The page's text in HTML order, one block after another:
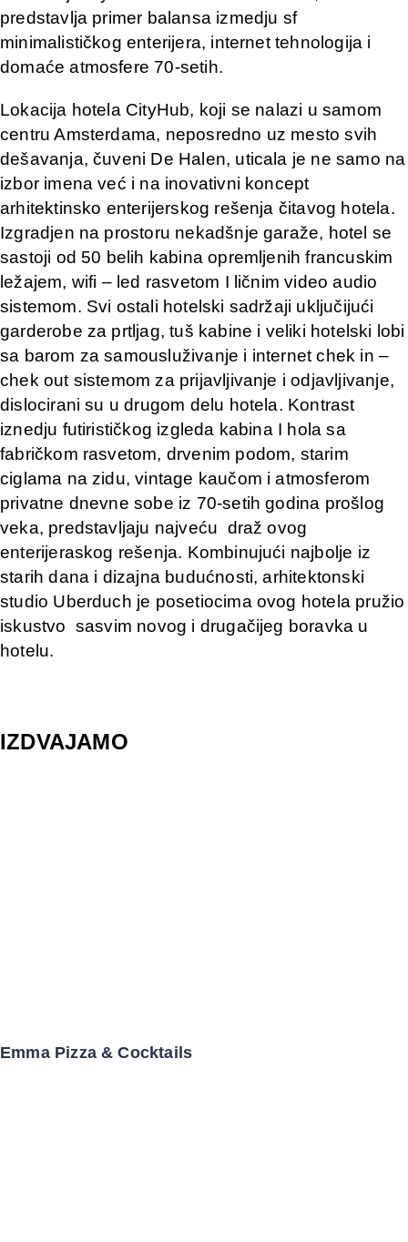
predstavlja primer balansa izmedju sf
minimalističkog enterijera, internet tehnologija i
domaće atmosfere 70-setih.
Lokacija hotela CityHub, koji se nalazi u samom
centru Amsterdama, neposredno uz mesto svih
dešavanja, čuveni De Halen, uticala je ne samo na
izbor imena već i na inovativni koncept
arhitektinsko enterijerskog rešenja čitavog hotela.
Izgradjen na prostoru nekadšnje garaže, hotel se
sastoji od 50 belih kabina opremljenih francuskim
ležajem, wifi – led rasvetom I ličnim video audio
sistemom. Svi ostali hotelski sadržaji uključijući
garderobe za prtljag, tuš kabine i veliki hotelski lobi
sa barom za samousluživanje i internet chek in –
chek out sistemom za prijavljivanje i odjavljivanje,
dislocirani su u drugom delu hotela. Kontrast
iznedju futirističkog izgleda kabina I hola sa
fabričkom rasvetom, drvenim podom, starim
ciglama na zidu, vintage kaučom i atmosferom
privatne dnevne sobe iz 70-setih godina prošlog
veka, predstavljaju najveću draž ovog
enterijeraskog rešenja. Kombinujući najbolje iz
starih dana i dizajna budućnosti, arhitektonski
studio Uberduch je posetiocima ovog hotela pružio
iskustvo sasvim novog i drugačijeg boravka u
hotelu.
IZDVAJAMO
Emma Pizza & Cocktails